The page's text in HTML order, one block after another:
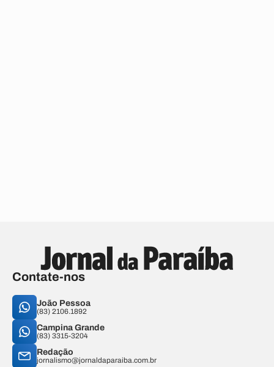
Contate-nos
João Pessoa
(83) 2106.1892
Campina Grande
(83) 3315-3204
Redação
jornalismo@jornaldaparaiba.com.br